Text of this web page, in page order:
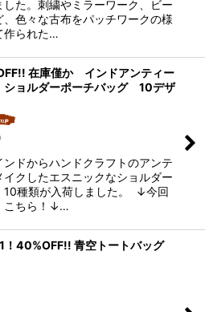
た。刺繍やミラーワーク、ビー
、色々な古布をパッチワークの様
作られた…
在庫僅か インドアンティー
ョルダーポーチバッグ 10デザ
ドからハンドクラフトのアンテ
イクしたエスニックなショルダー
10種類が入荷しました。 ↓今回
こちら！↓…
40%OFF!! 青空トートバッグ